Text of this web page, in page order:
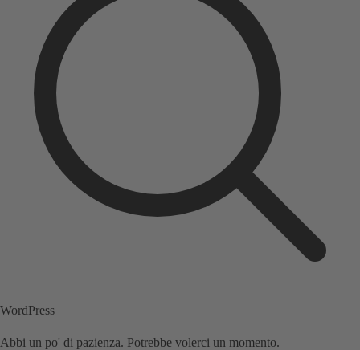
WordPress
Abbi un po' di pazienza. Potrebbe volerci un momento.